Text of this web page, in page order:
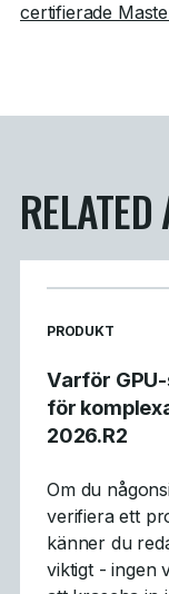
certifierade
READ MORE
PRODUKT
Varför
för
2026.R2
Om du
verifiera ett
känner du
viktigt - ingen